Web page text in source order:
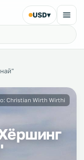
USD▾
Christian Wirth Wirthi